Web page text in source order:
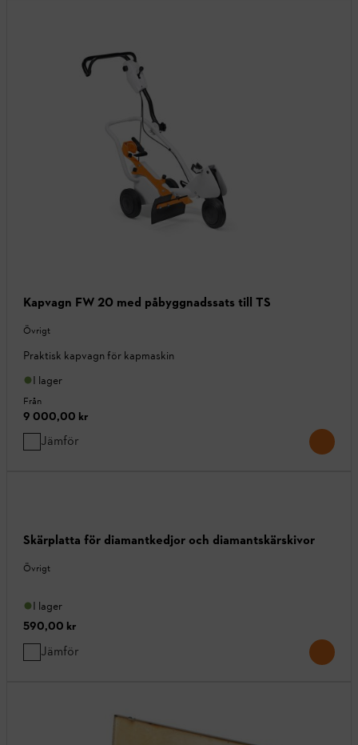
Kapvagn FW 20 med påbyggnadssats till TS
Övrigt
Praktisk kapvagn för kapmaskin
I lager
Från
9 000,00 kr
Jämför
Skärplatta för diamantkedjor och diamantskärskivor
Övrigt
I lager
590,00 kr
Jämför